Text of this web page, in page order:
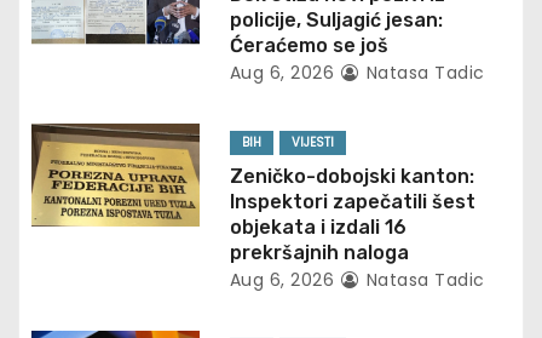
a
i
o
policije, Suljagić jesan:
Ćeraćemo se još
Aug 6, 2026 Natasa Tadic
BIH VIJESTI
Zeničko-dobojski kanton:
Inspektori zapečatili šest
objekata i izdali 16
prekršajnih naloga
Aug 6, 2026 Natasa Tadic